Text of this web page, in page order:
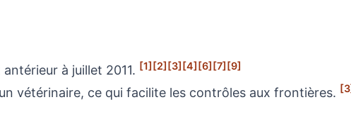
à juillet 2011. [1][2][3][4][6][7][9]
vétérinaire, ce qui facilite les contrôles aux frontières.